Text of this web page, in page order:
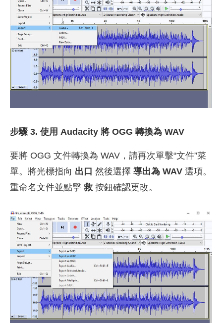
步驟 3. 使用 Audacity 將 OGG 轉換為 WAV
要將 OGG 文件轉換為 WAV，請再次單擊“文件”菜
單。將光標指向 出口 然後選擇 導出為 WAV 選項。
重命名文件並點擊救 按鈕確認更改。